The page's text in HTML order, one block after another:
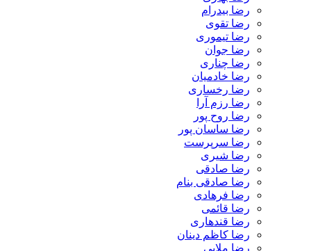
رضا بیدرام
رضا تقوی
رضا تیموری
رضا جوان
رضا چناری
رضا خادمیان
رضا رخساری
رضا رزم آرا
رضا روح پور
رضا ساسان پور
رضا سرپرست
رضا شیری
رضا صادقی
رضا صادقی بنام
رضا فرهادی
رضا قائمی
رضا قندهاری
رضا کاظم دینان
رضا ملایی